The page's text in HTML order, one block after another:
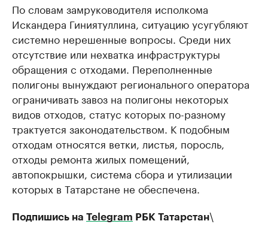
По словам замруководителя исполкома
Искандера Гиниятуллина, ситуацию усугубляют
системно нерешенные вопросы. Среди них
отсутствие или нехватка инфраструктуры
обращения с отходами. Переполненные
полигоны вынуждают регионального оператора
ограничивать завоз на полигоны некоторых
видов отходов, статус которых по-разному
трактуется законодательством. К подобным
отходам относятся ветки, листья, поросль,
отходы ремонта жилых помещений,
автопокрышки, система сбора и утилизации
которых в Татарстане не обеспечена.
Подпишись на Telegram РБК Татарстан\